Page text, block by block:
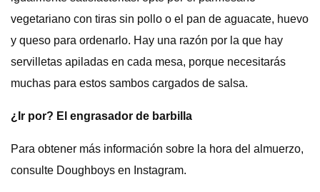
vegetariano con tiras sin pollo o el pan de aguacate, huevo
y queso para ordenarlo. Hay una razón por la que hay
servilletas apiladas en cada mesa, porque necesitarás
muchas para estos sambos cargados de salsa.
¿Ir por? El engrasador de barbilla
Para obtener más información sobre la hora del almuerzo,
consulte Doughboys en Instagram.